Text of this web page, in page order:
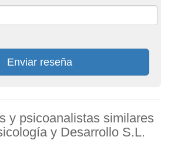
Enviar reseña
y psicoanalistas similares
y Desarrollo S.L.